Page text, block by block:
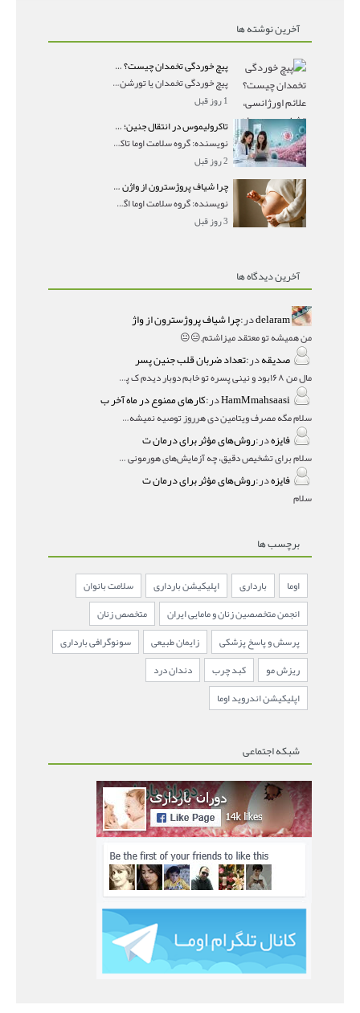
آخرین نوشته ها
پیچ خوردگی تخمدان چیست؟ علائم اورژانسی، تشخیص و درمان تورشن تخمدان
پیچ خوردگی تخمدان یا تورشن تخمدان زمانی رخ می‌ده
1 روز قبل
تاکرولیموس در انتقال جنین؛ آیا شانس لانه‌گزینی را افزایش می‌دهد؟
نویسنده: گروه سلامت اوما تاکرولیموس در انتقال جنین
2 روز قبل
چرا شیاف پروژسترون از واژن بیرون می‌ریزد؟ میزان جذب و زمان صحیح مصرف
نویسنده: گروه سلامت اوما اگر بعد از گذاشتن شیاف پر
3 روز قبل
آخرین دیدگاه ها
delaramدر:چرا شیاف پروژسترون از واژ
من همیشه تو معتقد میزاشتم,,😑😐
صدیقهدر:تعداد ضربان قلب جنین پسر
مال من ۱۶۸بود و نینی پسره تو خابم دوبار دیدم ک پسره
HamMmahsaasiدر:کارهای ممنوع در ماه آخر ب
سلام مگه مصرف ویتامین دی هرروز توصیه نمیشه؟درمقاله میگه
فایزهدر:روش‌های مؤثر برای درمان ت
سلام برای تشخیص دقیق، چه آزمایش‌های هورمونی و چه سونوگر
فایزهدر:روش‌های مؤثر برای درمان ت
سلام
برچسب ها
اوما بارداری اپلیکیشن بارداری
سلامت بانوان
انجمن متخصصین زنان و مامایی ایران
متخصص زنان
پرسش و پاسخ پزشکی
زایمان طبیعی
سونوگرافی بارداری
ریزش مو
کبد چرب
دندان درد
اپلیکیشن اندروید اوما
شبکه اجتماعی